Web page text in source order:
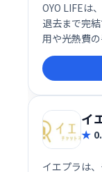
OYO LIFEは
退去まで完
用や光熱費
ます。 スム
リーな賃貸生
イ
イエプラは